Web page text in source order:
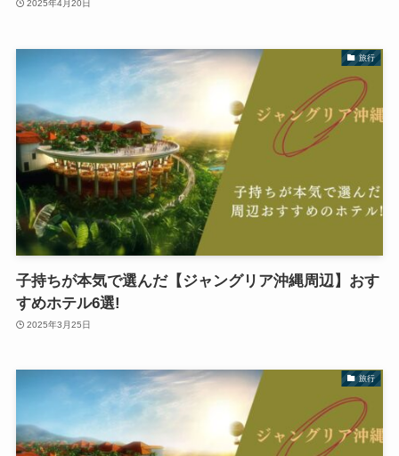
2025年4月20日
旅行
子持ちが本気で選んだ【ジャングリア沖縄周辺】おす
すめホテル6選!
2025年3月25日
旅行